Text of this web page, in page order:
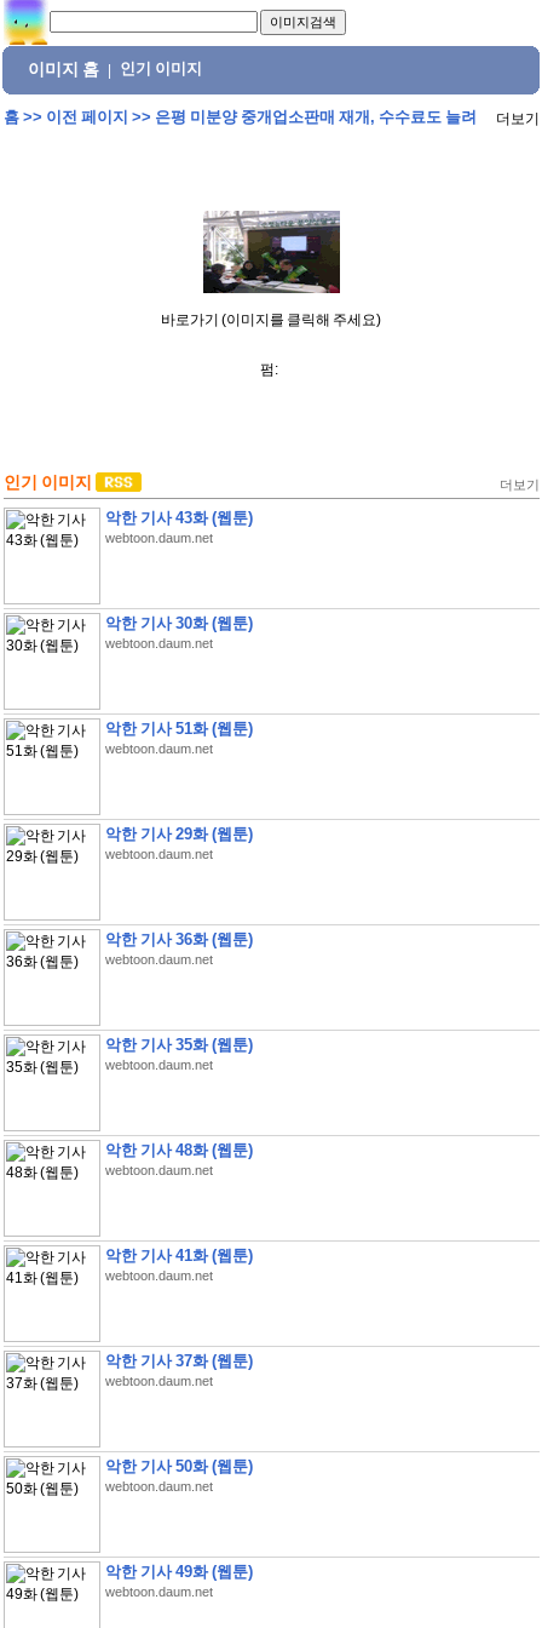
이미지 홈 인기 이미지
홈>> 이전 페이지 >> 은평 미분양 중개업소판매 재개, 수수료도 늘려 더보기
바로가기 (이미지를 클릭해 주세요)
펌:
인기 이미지 더보기
악한 기사 43화 (웹툰)
webtoon.daum.net
악한 기사 30화 (웹툰)
webtoon.daum.net
악한 기사 51화 (웹툰)
webtoon.daum.net
악한 기사 29화 (웹툰)
webtoon.daum.net
악한 기사 36화 (웹툰)
webtoon.daum.net
악한 기사 35화 (웹툰)
webtoon.daum.net
악한 기사 48화 (웹툰)
webtoon.daum.net
악한 기사 41화 (웹툰)
webtoon.daum.net
악한 기사 37화 (웹툰)
webtoon.daum.net
악한 기사 50화 (웹툰)
webtoon.daum.net
악한 기사 49화 (웹툰)
webtoon.daum.net